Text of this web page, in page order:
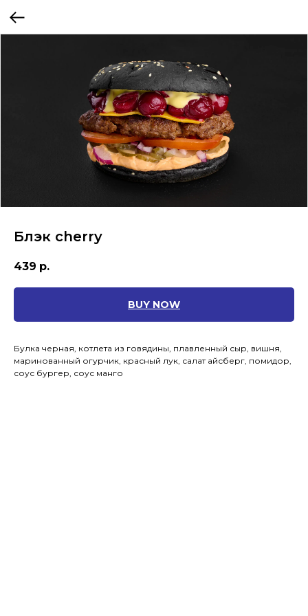
Блэк cherry
439 р.
BUY NOW
Булка черная, котлета из говядины, плавленный сыр, вишня,
маринованный огурчик, красный лук, салат айсберг, помидор,
соус бургер, соус манго